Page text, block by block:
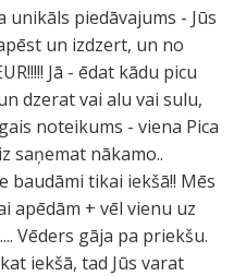
unikāls piedāvajums - Jūs
un izdzert, un no
Jā - ēdat kādu picu
dzerat vai alu vai sulu,
noteikums - viena Pica
saņemat nākamo..
baudāmi tikai iekšā!! Mēs
apēdām + vēl vienu uz
Vēders gāja pa priekšu.
iekšā, tad Jūs varat